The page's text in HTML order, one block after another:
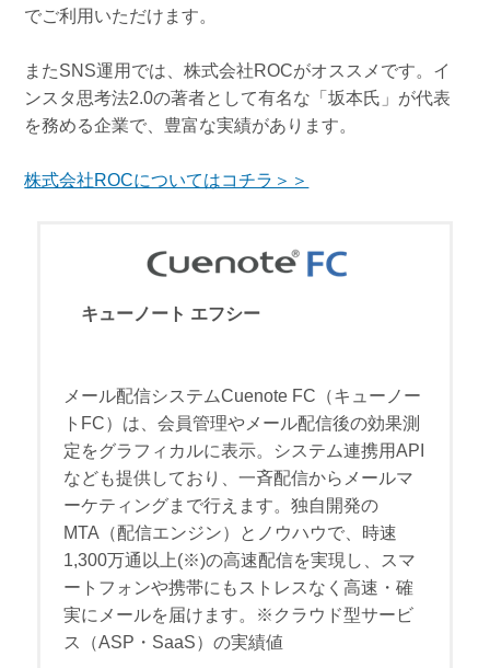
でご利用いただけます。
またSNS運用では、株式会社ROCがオススメです。イ
ンスタ思考法2.0の著者として有名な「坂本氏」が代表
を務める企業で、豊富な実績があります。
株式会社ROCについてはコチラ＞＞
キューノート エフシー
メール配信システムCuenote FC（キューノー
トFC）は、会員管理やメール配信後の効果測
定をグラフィカルに表示。システム連携用API
なども提供しており、一斉配信からメールマ
ーケティングまで行えます。独自開発の
MTA（配信エンジン）とノウハウで、時速
1,300万通以上(※)の高速配信を実現し、スマ
ートフォンや携帯にもストレスなく高速・確
実にメールを届けます。※クラウド型サービ
ス（ASP・SaaS）の実績値